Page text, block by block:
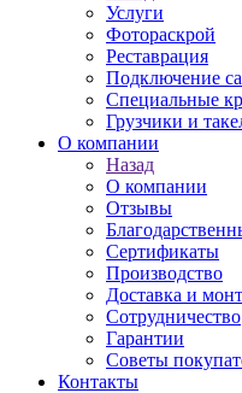
Услуги
Фотораскрой
Реставрация
Подключение
Специальные
Грузчики и
О компании
Назад
О компании
Отзывы
Сертификаты
Производство
Доставка и
Сотрудничество
Гарантии
Советы
Контакты